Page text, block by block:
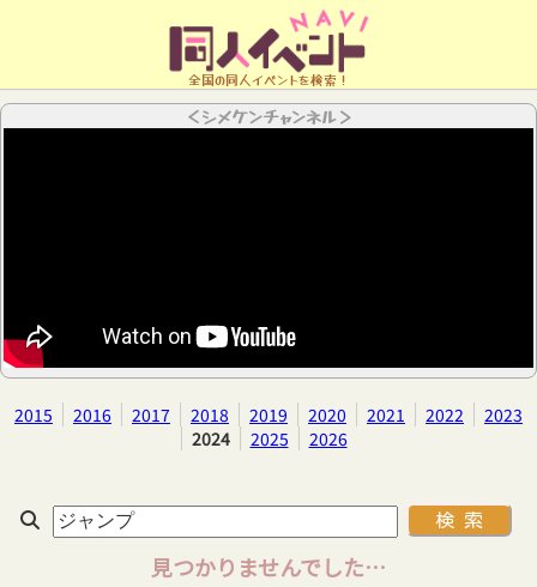
全国の同人イベントを検索！
＜シメケンチャンネル＞
2015 2016 2017 2018 2019 2020 2021 2022
2023
2024
2025 2026
見つかりませんでした…